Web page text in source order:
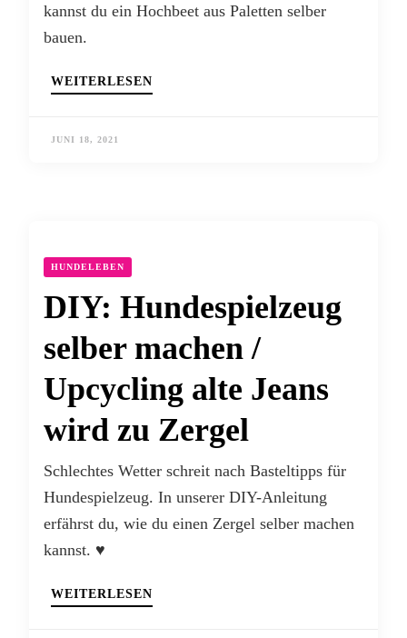
kannst du ein Hochbeet aus Paletten selber
bauen.
WEITERLESEN
JUNI 18, 2021
HUNDELEBEN
DIY: Hundespielzeug
selber machen /
Upcycling alte Jeans
wird zu Zergel
Schlechtes Wetter schreit nach Basteltipps für
Hundespielzeug. In unserer DIY-Anleitung
erfährst du, wie du einen Zergel selber machen
kannst. ♥
WEITERLESEN